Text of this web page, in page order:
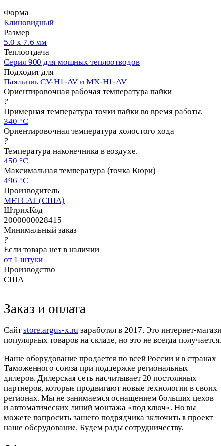
Форма
Клиновидный
Размер
5.0 х 7.6 мм
Теплоотдача
Серия 900 для мощных теплоотводов
Подходит для
Паяльник CV-H1-AV и MX-H1-AV
Ориентировочная рабочая температура пайки
?
Примерная температура точки пайки во время работы.
340 °C
Ориентировочная температура холостого хода
?
Температура наконечника в воздухе.
450 °C
Максимальная температура (точка Кюри)
496 °C
Производитель
METCAL (США)
ШтрихКод
2000000028415
Минимальный заказ
?
Если товара нет в наличии
от 1 штуки
Производство
США
Заказ и оплата
Cайтstore.argus-x.ru заработал в 2017. Это интернет-
популярных товаров на складе, но это не всегда
Наше оборудование продается по всей России и в странах
Таможенного союза при поддержке региональных
дилеров. Дилерская сеть насчитывает 20 постоянных
партнеров, которые продвигают новые технологии в своих
регионах. Мы не занимаемся оснащением больших цехов
и автоматических линий монтажа «под ключ». Но вы
можете попросить вашего подрядчика включить в проект
наше оборудование. Будем рады сотрудничеству.